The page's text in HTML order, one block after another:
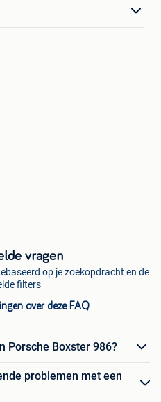
vragen
op je zoekopdracht en de
filters
over deze FAQ
Porsche Boxster 986?
problemen met een